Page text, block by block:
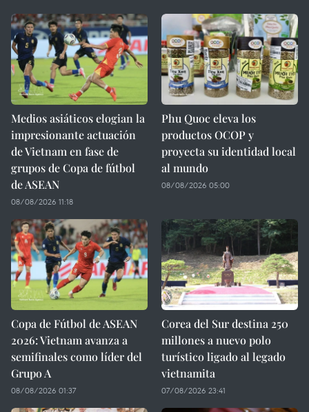
Medios asiáticos elogian la
impresionante actuación
de Vietnam en fase de
grupos de Copa de fútbol
de ASEAN
08/08/2026 11:18
Phu Quoc eleva los
productos OCOP y
proyecta su identidad local
al mundo
08/08/2026 05:00
Copa de Fútbol de ASEAN
2026: Vietnam avanza a
semifinales como líder del
Grupo A
08/08/2026 01:37
Corea del Sur destina 250
millones a nuevo polo
turístico ligado al legado
vietnamita
07/08/2026 23:41